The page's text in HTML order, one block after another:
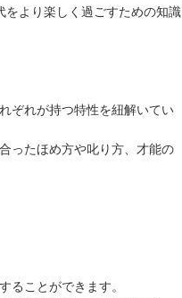
より楽しく過ごすための知識
ぞれが持つ特性を紐解いてい
ったほめ方や叱り方、才能の
ることができます。